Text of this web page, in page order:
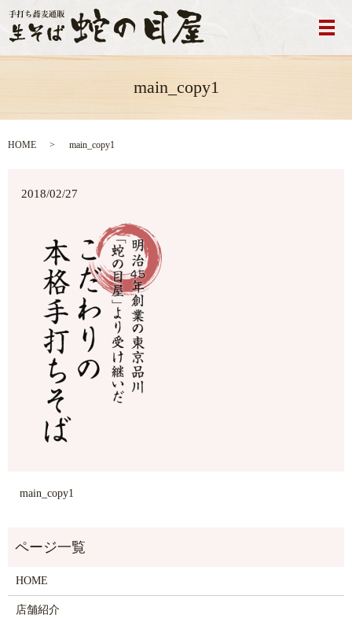
メ
main_copy1
HOME main_copy1
2018/02/27
main_copy1
HOME
店舗紹介